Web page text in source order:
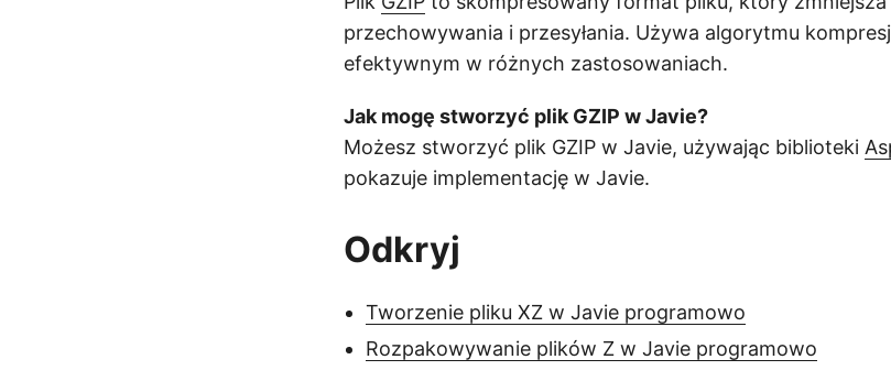
przechowywania i przesyłania. Używa algorytmu
efektywnym w różnych zastosowaniach.
Jak mogę stworzyć plik GZIP w Javie?
Możesz stworzyć plik GZIP w Javie, używając biblioteki
pokazuje implementację w Javie.
Odkryj
Tworzenie pliku XZ w Javie programowo
Rozpakowywanie plików Z w Javie programowo